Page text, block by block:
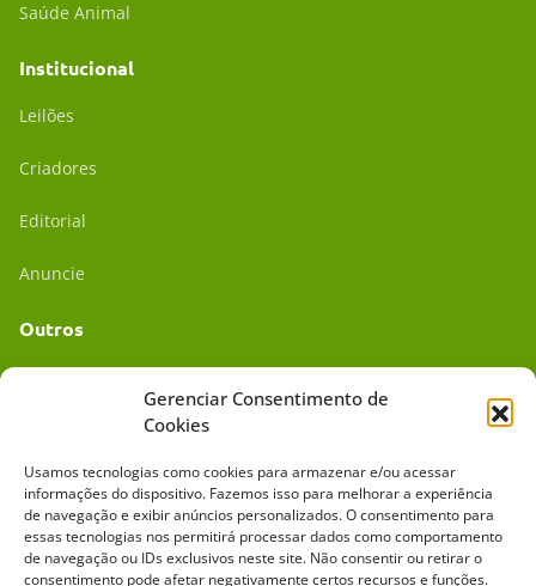
Gerenciar Consentimento de
Cookies
Usamos tecnologias como cookies para armazenar e/ou acessar
informações do dispositivo. Fazemos isso para melhorar a experiência
de navegação e exibir anúncios personalizados. O consentimento para
essas tecnologias nos permitirá processar dados como comportamento
de navegação ou IDs exclusivos neste site. Não consentir ou retirar o
consentimento pode afetar negativamente certos recursos e funções.
Saúde Animal
Institucional
Leilões
Criadores
Editorial
Anuncie
Outros
Mídia Kit